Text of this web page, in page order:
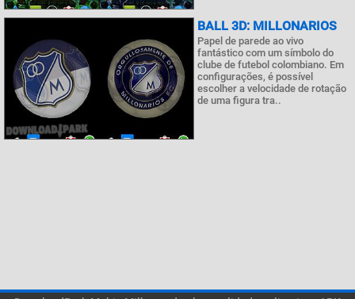
BALL 3D: MILLONARIOS
Papel de parede ao vivo
fantástico com um símbolo do
clube de futebol colombiano. Em
configurações, é possível
escolher a velocidade de rotação
de uma figura tra..